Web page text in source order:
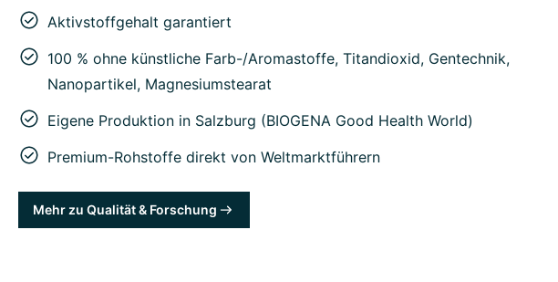
Aktivstoffgehalt garantiert
100 % ohne künstliche Farb-/Aromastoffe, Titandioxid, Gentechnik,
Nanopartikel, Magnesiumstearat
Eigene Produktion in Salzburg (BIOGENA Good Health World)
Premium-Rohstoffe direkt von Weltmarktführern
Mehr zu Qualität & Forschung